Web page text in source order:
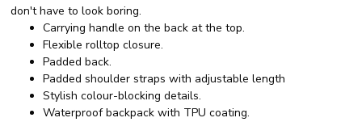
don't have to look boring.
Carrying handle on the back at the top.
Flexible rolltop closure.
Padded back.
Padded shoulder straps with adjustable length
Stylish colour-blocking details.
Waterproof backpack with TPU coating.